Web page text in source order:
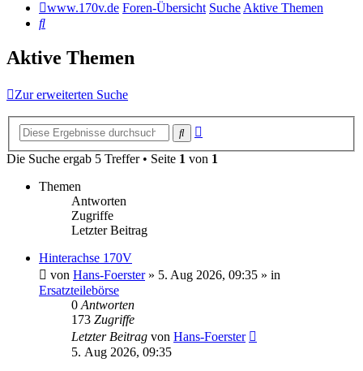
www.170v.de Foren-Übersicht SucheAktive Themen
Suche
Aktive Themen
Zur erweiterten Suche
Suche
Die Suche ergab 5 Treffer • Seite 1 von 1
Themen
Antworten
Zugriffe
Letzter Beitrag
Hinterachse 170V
von Hans-Foerster» 5. Aug 2026, 09:35 » in
Ersatzteilebörse
0 Antworten
173 Zugriffe
Letzter Beitrag von Hans-Foerster
5. Aug 2026, 09:35